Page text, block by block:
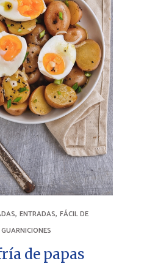
,ENTRADAS,FÁCIL DE
GUARNICIONES
de papas